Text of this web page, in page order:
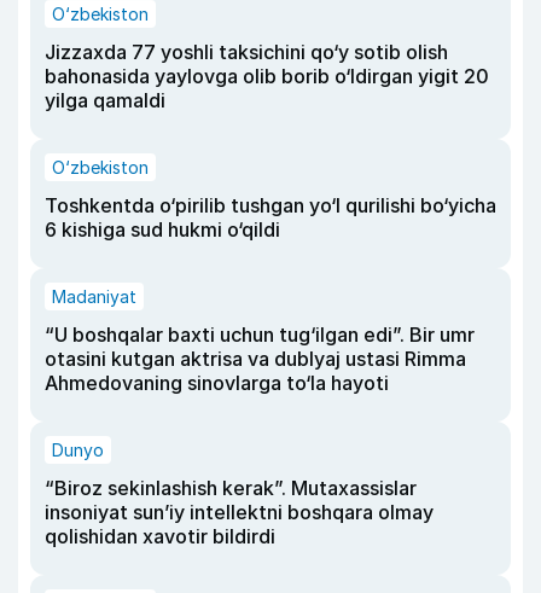
O‘zbekiston
Jizzaxda 77 yoshli taksichini qo‘y sotib olish
bahonasida yaylovga olib borib o‘ldirgan yigit 20
yilga qamaldi
O‘zbekiston
Toshkentda o‘pirilib tushgan yo‘l qurilishi bo‘yicha
6 kishiga sud hukmi o‘qildi
Madaniyat
“U boshqalar baxti uchun tug‘ilgan edi”. Bir umr
otasini kutgan aktrisa va dublyaj ustasi Rimma
Ahmedovaning sinovlarga to‘la hayoti
Dunyo
“Biroz sekinlashish kerak”. Mutaxassislar
insoniyat sun’iy intellektni boshqara olmay
qolishidan xavotir bildirdi